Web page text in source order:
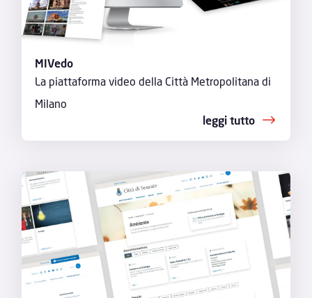
MIVedo
La piattaforma video della Città Metropolitana di
Milano
leggi tutto